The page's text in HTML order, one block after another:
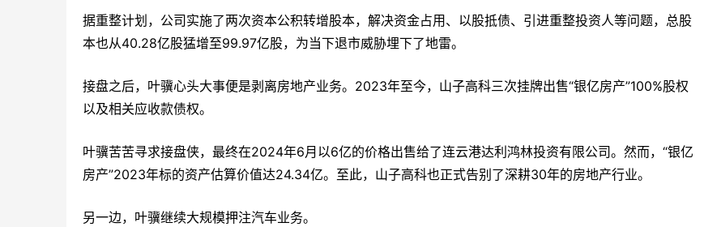
据重整计划，公司实施了两次资本公积转增股本，解决资金占用、以股抵债、引进重整投资人等问题，总股
本也从40.28亿股猛增至99.97亿股，为当下退市威胁埋下了地雷。
接盘之后，叶骥心头大事便是剥离房地产业务。2023年至今，山子高科三次挂牌出售“银亿房产”100%股权
以及相关应收款债权。
叶骥苦苦寻求接盘侠，最终在2024年6月以6亿的价格出售给了连云港达利鸿林投资有限公司。然而，“银亿
房产”2023年标的资产估算价值达24.34亿。至此，山子高科也正式告别了深耕30年的房地产行业。
另一边，叶骥继续大规模押注汽车业务。